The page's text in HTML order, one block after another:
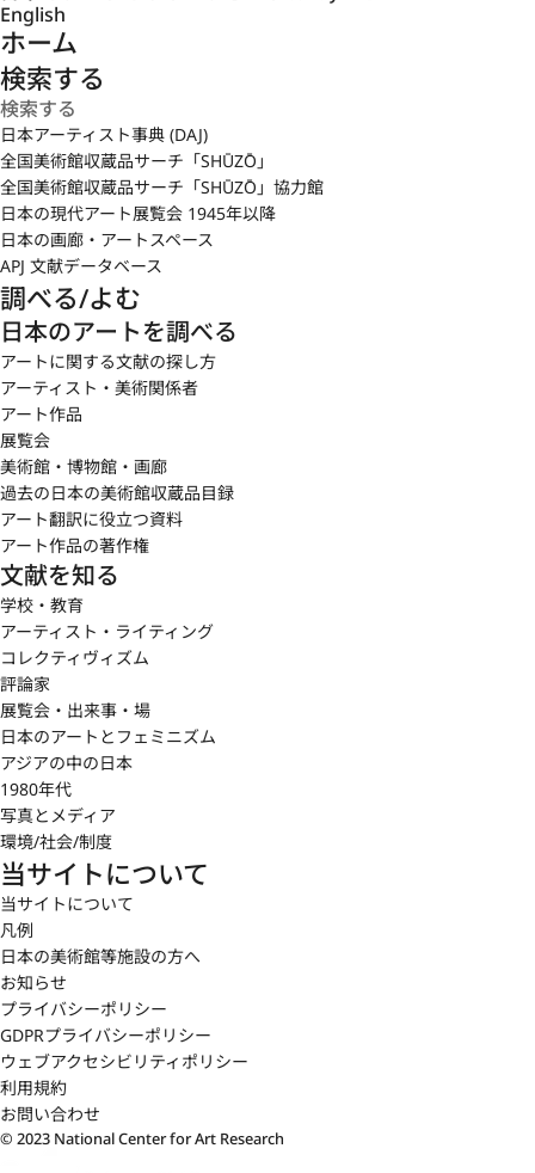
English
ホーム
検索する
日本アーティスト事典 (DAJ)
全国美術館収蔵品サーチ「SHŪZŌ」
全国美術館収蔵品サーチ「SHŪZŌ」協力館
日本の現代アート展覧会 1945年以降
日本の画廊・アートスペース
APJ 文献データベース
調べる/よむ
日本のアートを調べる
アートに関する文献の探し方
アーティスト・美術関係者
アート作品
展覧会
美術館・博物館・画廊
過去の日本の美術館収蔵品目録
アート翻訳に役立つ資料
アート作品の著作権
文献を知る
学校・教育
アーティスト・ライティング
コレクティヴィズム
評論家
展覧会・出来事・場
日本のアートとフェミニズム
アジアの中の日本
1980年代
写真とメディア
環境/社会/制度
当サイトについて
当サイトについて
凡例
日本の美術館等施設の方へ
お知らせ
プライバシーポリシー
GDPRプライバシーポリシー
ウェブアクセシビリティポリシー
利用規約
お問い合わせ
© 2023 National Center for Art Research